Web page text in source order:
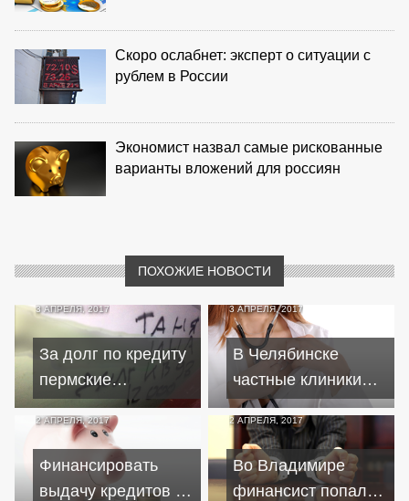
Скоро ослабнет: эксперт о ситуации с
рублем в России
Экономист назвал самые рискованные
варианты вложений для россиян
ПОХОЖИЕ НОВОСТИ
3 АПРЕЛЯ, 2017
За долг по кредиту
пермские
коллекторы
угрожают всем
соседям должницы
разбить машины
3 АПРЕЛЯ, 2017
В Челябинске
частные клиники
загоняют горожан в
кредиты через
"бесплатную"
диспансеризацию
2 АПРЕЛЯ, 2017
Финансировать
выдачу кредитов за
2 АПРЕЛЯ, 2017
Во Владимире
финансист попался